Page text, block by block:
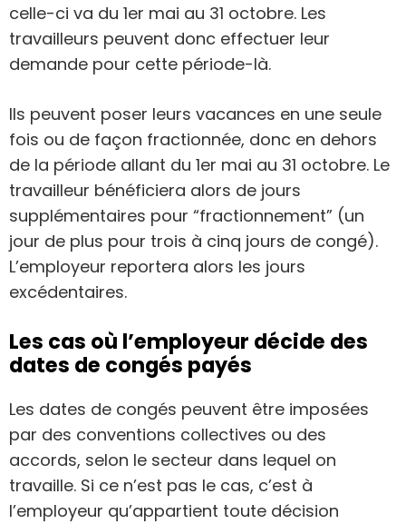
celle-ci va du 1er mai au 31 octobre. Les
travailleurs peuvent donc effectuer leur
demande pour cette période-là.
Ils peuvent poser leurs vacances en une seule
fois ou de façon fractionnée, donc en dehors
de la période allant du 1er mai au 31 octobre. Le
travailleur bénéficiera alors de jours
supplémentaires pour “fractionnement” (un
jour de plus pour trois à cinq jours de congé).
L’employeur reportera alors les jours
excédentaires.
Les cas où l’employeur décide des
dates de congés payés
Les dates de congés peuvent être imposées
par des conventions collectives ou des
accords, selon le secteur dans lequel on
travaille. Si ce n’est pas le cas, c’est à
l’employeur qu’appartient toute décision